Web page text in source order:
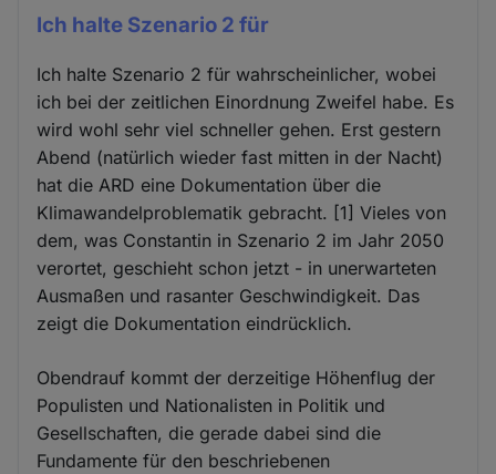
Ich halte Szenario 2 für
Ich halte Szenario 2 für wahrscheinlicher, wobei
ich bei der zeitlichen Einordnung Zweifel habe. Es
wird wohl sehr viel schneller gehen. Erst gestern
Abend (natürlich wieder fast mitten in der Nacht)
hat die ARD eine Dokumentation über die
Klimawandelproblematik gebracht. [1] Vieles von
dem, was Constantin in Szenario 2 im Jahr 2050
verortet, geschieht schon jetzt - in unerwarteten
Ausmaßen und rasanter Geschwindigkeit. Das
zeigt die Dokumentation eindrücklich.
Obendrauf kommt der derzeitige Höhenflug der
Populisten und Nationalisten in Politik und
Gesellschaften, die gerade dabei sind die
Fundamente für den beschriebenen